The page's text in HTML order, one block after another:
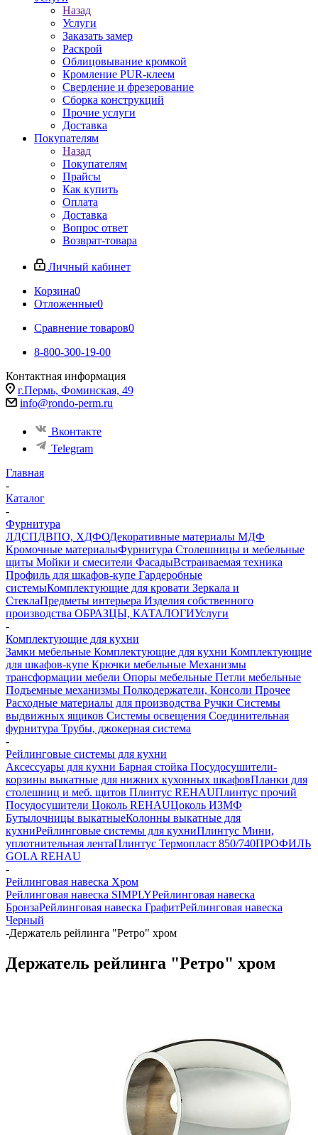
Назад
Услуги
Заказать замер
Раскрой
Облицовывание кромкой
Кромление PUR-клеем
Сверление и фрезерование
Сборка конструкций
Прочие услуги
Доставка
Покупателям
Назад
Покупателям
Прайсы
Как купить
Оплата
Доставка
Вопрос ответ
Возврат-товара
Личный кабинет
Корзина0
Отложенные0
Сравнение товаров0
8-800-300-19-00
Контактная информация
г.Пермь, Фоминская, 49
info@rondo-perm.ru
Вконтакте
Telegram
Главная
-
Каталог
-
Фурнитура
ЛДСПДВПО, ХДФОДекоративные материалы МДФ
Кромочные материалыФурнитура Столешницы и мебельные
щиты Мойки и смесители ФасадыВстраиваемая техника
Профиль для шкафов-купе Гардеробные
системыКомплектующие для кровати Зеркала и
СтеклаПредметы интерьера Изделия собственного
производства ОБРАЗЦЫ, КАТАЛОГИУслуги
-
Комплектующие для кухни
Замки мебельные Комплектующие для кухни Комплектующие
для шкафов-купе Крючки мебельные Механизмы
трансформации мебели Опоры мебельные Петли мебельные
Подъемные механизмы Полкодержатели, Консоли Прочее
Расходные материалы для производства Ручки Системы
выдвижных ящиков Системы освещения Соединительная
фурнитура Трубы, джокерная система
-
Рейлинговые системы для кухни
Аксессуары для кухни Барная стойка Посудосушители-
корзины выкатные для нижних кухонных шкафовПланки для
столешниц и меб. щитов Плинтус REHAUПлинтус прочий
Посудосушители Цоколь REHAUЦоколь ИЗМФ
Бутылочницы выкатныеКолонны выкатные для
кухниРейлинговые системы для кухниПлинтус Мини,
уплотнительная лентаПлинтус Термопласт 850/740ПРОФИЛЬ
GOLA REHAU
-
Рейлинговая навеска Хром
Рейлинговая навеска SIMPLYРейлинговая навеска
БронзаРейлинговая навеска ГрафитРейлинговая навеска
Черный
-Держатель рейлинга "Ретро" хром
Держатель рейлинга "Ретро" хром